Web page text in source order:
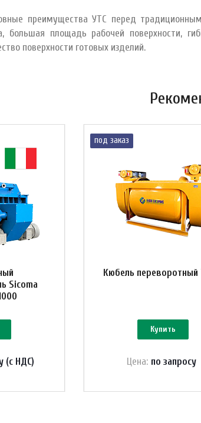
преимущества УТС перед
большая площадь рабочей поверхности,
поверхности готовых изделий.
Sicoma
(с НДС)
под заказ
Кюбель переворотный
Купить
Цена: по запросу